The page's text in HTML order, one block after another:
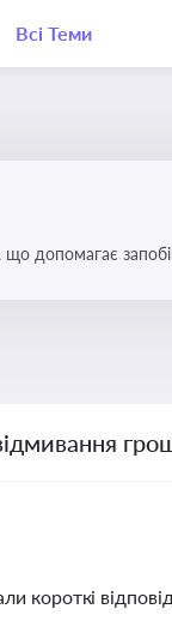
Всі Теми
допомагає
короткі